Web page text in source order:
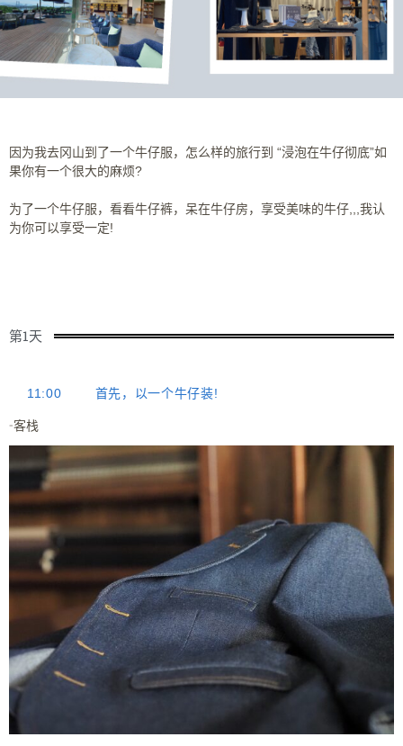
因为我去冈山到了一个牛仔服，怎么样的旅行到 “浸泡在牛仔彻底”如
果你有一个很大的麻烦?
为了一个牛仔服，看看牛仔裤，呆在牛仔房，享受美味的牛仔,,,我认
为你可以享受一定!
第1天
11:00 首先，以一个牛仔装!
-客栈